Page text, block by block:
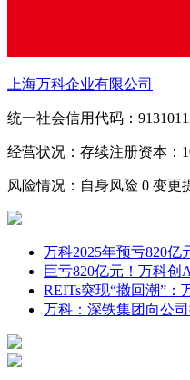
上海万科企业有限公司
统一社会信用代码：
经营状况：存续注册资本：
风险情况：自身风险 0 变更
万科2025年预亏820
巨亏820亿元！万科创
REITs突现“撤回潮”
万科：深铁集团向公